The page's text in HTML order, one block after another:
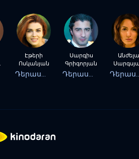
Էթերի
Ոսկանյան
Սարգիս
Գրիգորյան
Անժելա